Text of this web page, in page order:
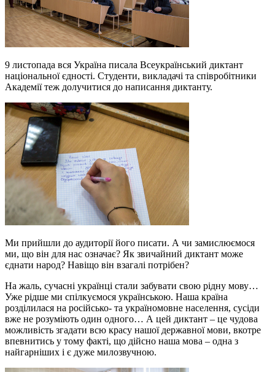
9 листопада вся Україна писала Всеукраїнський диктант
національної єдності. Студенти, викладачі та співробітники
Академії теж долучитися до написання диктанту.
Ми прийшли до аудиторії його писати. А чи замислюємося
ми, що він для нас означає? Як звичайний диктант може
єднати народ? Навіщо він взагалі потрібен?
На жаль, сучасні українці стали забувати свою рідну мову…
Уже рідше ми спілкуємося українською. Наша країна
розділилася на російсько- та україномовне населення, сусіди
вже не розуміють один одного… А цей диктант – це чудова
можливість згадати всю красу нашої державної мови, вкотре
впевнитись у тому факті, що дійсно наша мова – одна з
найгарніших і є дуже милозвучною.